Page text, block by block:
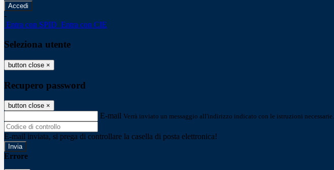
-
Entra con SPID Entra con CIE
Seleziona utente
button close ×
Recupero password
button close ×
E-mail Verrà inviato un messaggio all'indirizzo indicato con le istruzioni necessarie.
E-mail inviata, si prega di controllare la casella di posta elettronica!
Errore